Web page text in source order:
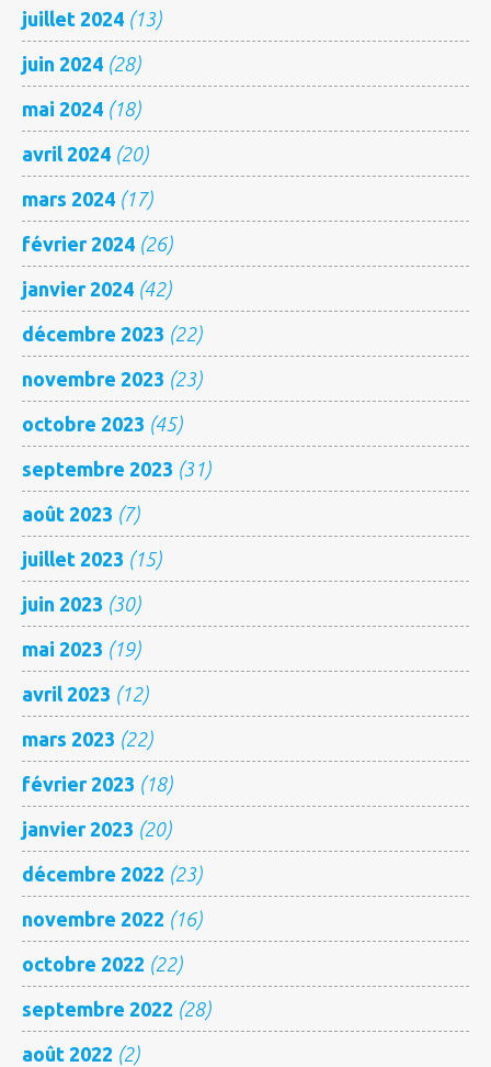
juillet 2024 (13)
juin 2024 (28)
mai 2024 (18)
avril 2024 (20)
mars 2024 (17)
février 2024 (26)
janvier 2024 (42)
décembre 2023 (22)
novembre 2023 (23)
octobre 2023 (45)
septembre 2023 (31)
août 2023 (7)
juillet 2023 (15)
juin 2023 (30)
mai 2023 (19)
avril 2023 (12)
mars 2023 (22)
février 2023 (18)
janvier 2023 (20)
décembre 2022 (23)
novembre 2022 (16)
octobre 2022 (22)
septembre 2022 (28)
août 2022 (2)